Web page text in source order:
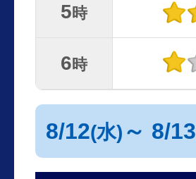
5時
6時
8/12(水) ～ 8/13